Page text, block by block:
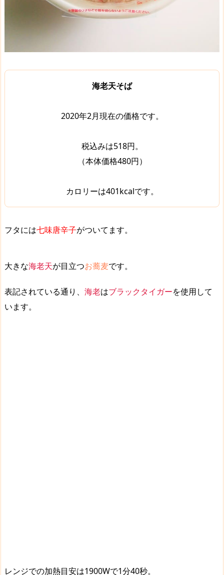
海老天そば
2020年2月現在の価格です。
税込みは518円。
（本体価格480円）
カロリーは401kcalです。
フタには七味唐辛子がついてます。
大きな海老天が目立つお蕎麦です。
表記されている通り、 海老はブラックタイガーを使用して
います。
レンジでの加熱目安は1900Wで1分40秒。